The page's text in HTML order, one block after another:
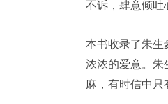
不诉，肆意倾吐
本书收录了朱
浓浓的爱意。朱
麻，有时信中只